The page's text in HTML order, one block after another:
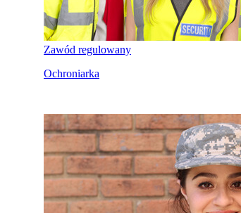
Zawód regulowany
Ochroniarka